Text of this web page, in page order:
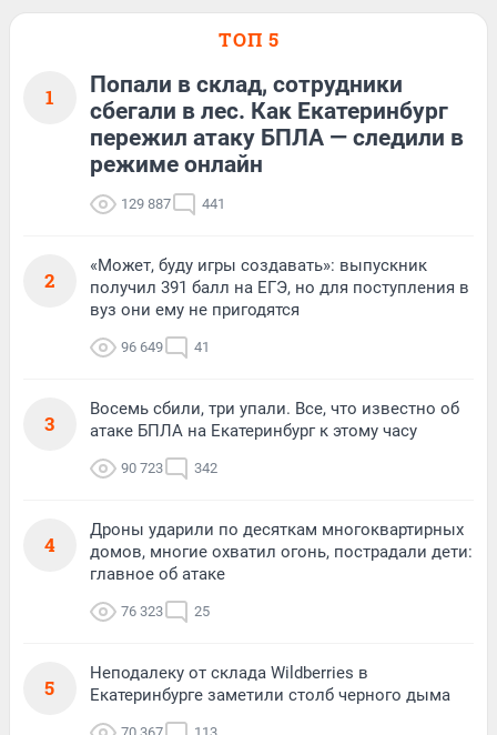
ТОП 5
1
Попали в склад, сотрудники
сбегали в лес. Как Екатеринбург
пережил атаку БПЛА — следили в
режиме онлайн
129 887 441
2
«Может, буду игры создавать»: выпускник
получил 391 балл на ЕГЭ, но для поступления в
вуз они ему не пригодятся
96 649 41
3
Восемь сбили, три упали. Все, что известно об
атаке БПЛА на Екатеринбург к этому часу
90 723 342
4
Дроны ударили по десяткам многоквартирных
домов, многие охватил огонь, пострадали дети:
главное об атаке
76 323 25
5
Неподалеку от склада Wildberries в
Екатеринбурге заметили столб черного дыма